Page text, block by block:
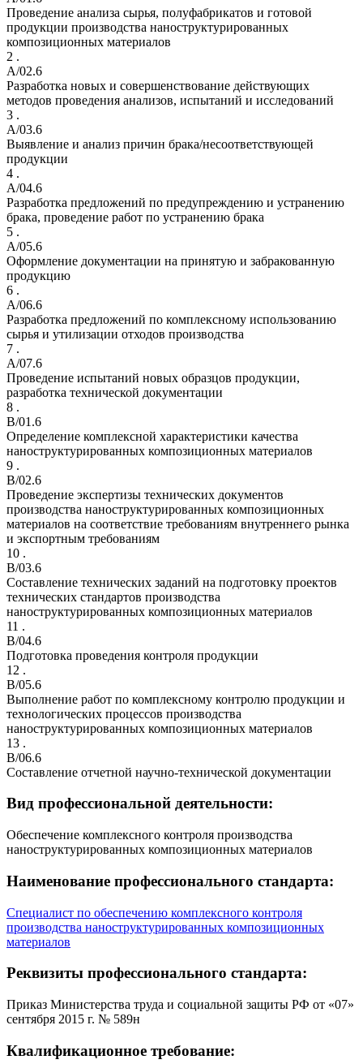
Проведение анализа сырья, полуфабрикатов и готовой
продукции производства наноструктурированных
композиционных материалов
2 .
A/02.6
Разработка новых и совершенствование действующих
методов проведения анализов, испытаний и исследований
3 .
A/03.6
Выявление и анализ причин брака/несоответствующей
продукции
4 .
A/04.6
Разработка предложений по предупреждению и устранению
брака, проведение работ по устранению брака
5 .
A/05.6
Оформление документации на принятую и забракованную
продукцию
6 .
A/06.6
Разработка предложений по комплексному использованию
сырья и утилизации отходов производства
7 .
A/07.6
Проведение испытаний новых образцов продукции,
разработка технической документации
8 .
B/01.6
Определение комплексной характеристики качества
наноструктурированных композиционных материалов
9 .
B/02.6
Проведение экспертизы технических документов
производства наноструктурированных композиционных
материалов на соответствие требованиям внутреннего рынка
и экспортным требованиям
10 .
B/03.6
Составление технических заданий на подготовку проектов
технических стандартов производства
наноструктурированных композиционных материалов
11 .
B/04.6
Подготовка проведения контроля продукции
12 .
B/05.6
Выполнение работ по комплексному контролю продукции и
технологических процессов производства
наноструктурированных композиционных материалов
13 .
B/06.6
Составление отчетной научно-технической документации
Вид профессиональной деятельности:
Обеспечение комплексного контроля производства
наноструктурированных композиционных материалов
Наименование профессионального стандарта:
Специалист по обеспечению комплексного контроля
производства наноструктурированных композиционных
материалов
Реквизиты профессионального стандарта:
Приказ Министерства труда и социальной защиты РФ от «07»
сентября 2015 г. № 589н
Квалификационное требование: